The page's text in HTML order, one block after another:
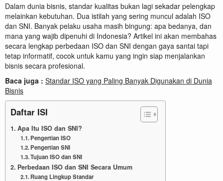
Dalam dunia bisnis, standar kualitas bukan lagi sekadar pelengkap
melainkan kebutuhan. Dua istilah yang sering muncul adalah ISO
dan SNI. Banyak pelaku usaha masih bingung: apa bedanya, dan
mana yang wajib dipenuhi di Indonesia? Artikel ini akan membahas
secara lengkap perbedaan ISO dan SNI dengan gaya santai tapi
tetap informatif, cocok untuk kamu yang ingin siap menjalankan
bisnis secara profesional.
Baca juga : Standar ISO yang Paling Banyak Digunakan di Dunia
Bisnis
Daftar ISI
Apa Itu ISO dan SNI?
Pengertian ISO
Pengertian SNI
Tujuan ISO dan SNI
Perbedaan ISO dan SNI Secara Umum
Ruang Lingkup Standar